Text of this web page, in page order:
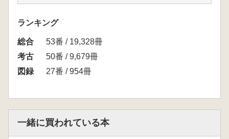
・動物の利用と飼育
・農事
・鉄生産と鉄器の製作
5 人と物資が行き来する
・倭との交流
・周辺地域との交流
ランキング
総合
53番 / 19,328冊
考古
50番 / 9,679冊
図録
27番 / 954冊
一緒に買われている本